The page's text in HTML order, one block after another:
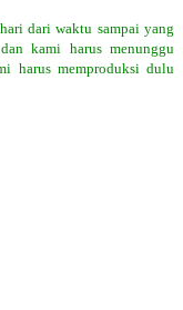
dari waktu sampai yang
kami harus menunggu
harus memproduksi dulu